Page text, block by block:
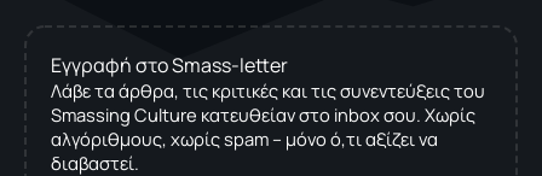
Εγγραφή στο Smass-letter
Λάβε τα άρθρα, τις κριτικές και τις συνεντεύξεις του
Smassing Culture κατευθείαν στο inbox σου. Χωρίς
αλγόριθμους, χωρίς spam – μόνο ό,τι αξίζει να
διαβαστεί.